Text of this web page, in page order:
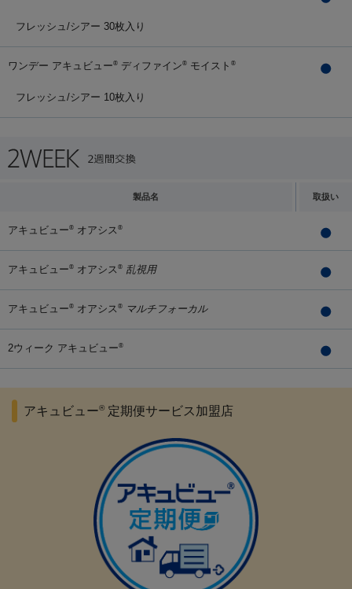
フレッシュ/シアー 30枚入り
ワンデー アキュビュー® ディファイン® モイスト ®
フレッシュ/シアー 10枚入り
製品名 取扱い
アキュビュー® オアシス ®
アキュビュー® オアシス ® 乱視用
アキュビュー® オアシス ® マルチフォーカル
2ウィーク アキュビュー®
アキュビュー® 定期便サービス加盟店